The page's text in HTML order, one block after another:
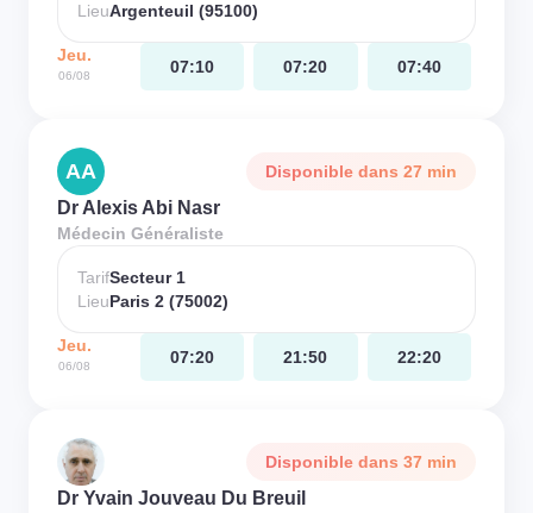
LieuArgenteuil (95100)
Jeu.
06/08 07:10 07:20 07:40
AA Disponible dans 27 min
Dr Alexis Abi Nasr
Médecin Généraliste
TarifSecteur 1
LieuParis 2 (75002)
Jeu.
06/08 07:20 21:50 22:20
Disponible dans 37 min
Dr Yvain Jouveau Du Breuil